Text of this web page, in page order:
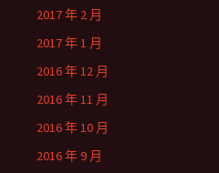
2017 年 2 月
2017 年 1 月
2016 年 12 月
2016 年 11 月
2016 年 10 月
2016 年 9 月